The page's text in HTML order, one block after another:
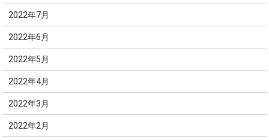
2022年7月
2022年6月
2022年5月
2022年4月
2022年3月
2022年2月